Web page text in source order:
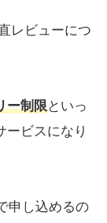
レビューにつ
ー制限といっ
ービスになり
申し込めるの